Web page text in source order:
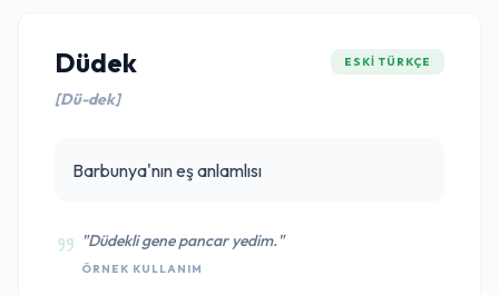
Düdek
[Dü-dek]
ESKI TÜRKÇE
Barbunya'nın eş anlamlısı
"Düdekli gene pancar yedim."
ÖRNEK KULLANIM